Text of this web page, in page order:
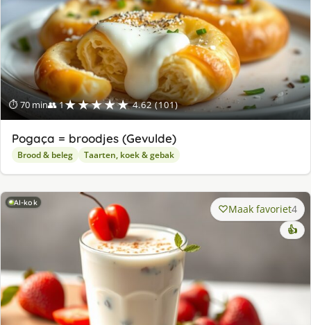
⏱ 70 min👥 1★★★★★ 4.62 (101)
Pogaça = broodjes (Gevulde)
Brood & beleg Taarten, koek & gebak
AI-kok Maak favoriet4
👍